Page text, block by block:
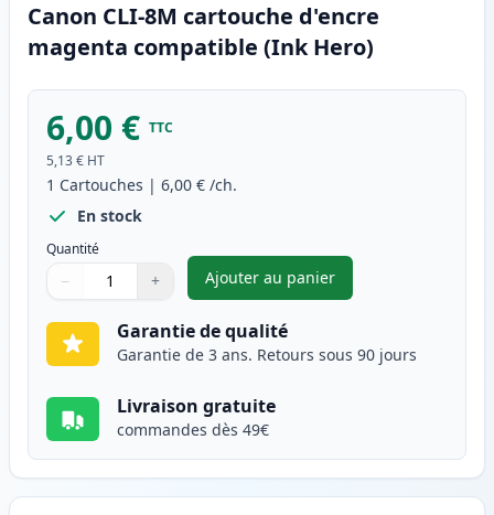
Canon CLI-8M cartouche d'encre
magenta compatible (Ink Hero)
6,00 € TTC
5,13 € HT
1 Cartouches | 6,00 € /ch.
En stock
Quantité
Quantité
Utilisez les boutons pour ajuster
− +
Quantité
Ajouter au panier
,Canon CLI-8M cartouche
Garantie de qualité
Garantie de 3 ans. Retours sous 90 jours
Livraison gratuite
commandes dès 49€